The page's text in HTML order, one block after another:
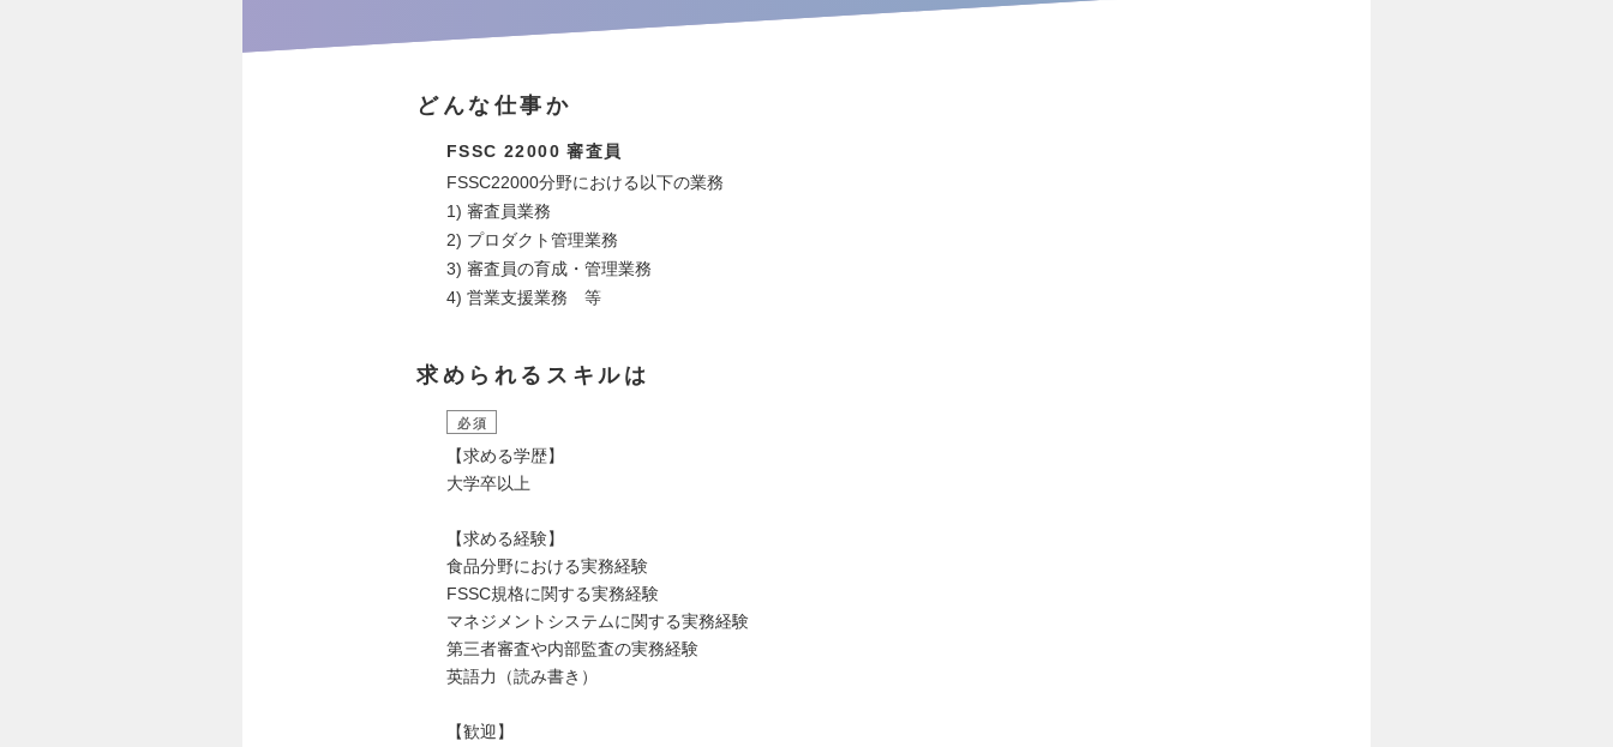
どんな仕事か
FSSC 22000 審査員
FSSC22000分野における以下の業務
1) 審査員業務
2) プロダクト管理業務
3) 審査員の育成・管理業務
4) 営業支援業務 等
求められるスキルは
必須
【求める学歴】
大学卒以上
【求める経験】
食品分野における実務経験
FSSC規格に関する実務経験
マネジメントシステムに関する実務経験
第三者審査や内部監査の実務経験
英語力（読み書き）
【歓迎】